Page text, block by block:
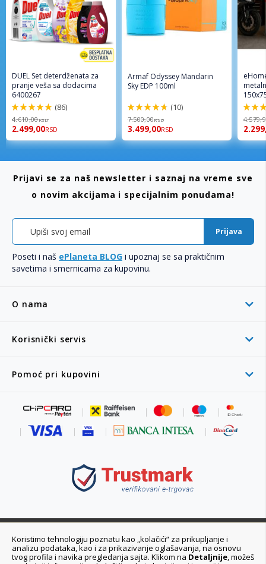
DUEL Set deterdženata za
pranje veša sa dodacima
6400267
98%
(86)
4.610,00RSD
2.499,00RSD
Armaf Odyssey Mandarin
Sky EDP 100ml
94%
(10)
7.500,00RSD
3.499,00RSD
96%
O nama
Korisnički servis
Pomoć pri kupovini
Prijavi se za naš newsletter i saznaj na vreme sve
o novim akcijama i specijalnim ponudama!
Prijava
Poseti i naš ePlaneta BLOG i upoznaj se sa praktičnim
savetima i smernicama za kupovinu.
011 6355 550
Ponedeljak - Petak 08:00 - 20:00h
Koristimo tehnologiju poznatu kao „kolačići“ za prikupljanje i
analizu podataka, kao i za prikazivanje oglašavanja, na osnovu
tvog profila i navika pregledanja sajta. Klikom na Detaljnije, možeš